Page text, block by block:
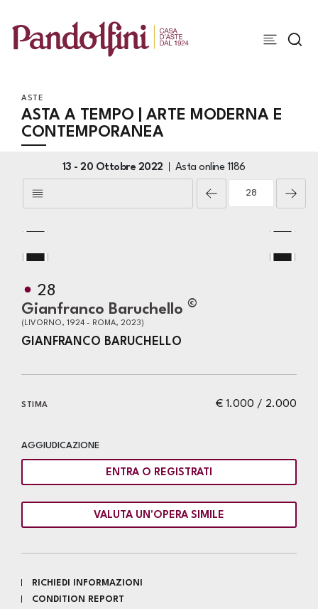
ASTE
ASTA A TEMPO | ARTE MODERNA E
CONTEMPORANEA
13 - 20 Ottobre 2022 Asta online 1186
28
Gianfranco Baruchello ©
(LIVORNO, 1924 - ROMA, 2023)
GIANFRANCO BARUCHELLO
€ 1.000 / 2.000
STIMA
AGGIUDICAZIONE
ENTRA O REGISTRATI
VALUTA UN'OPERA SIMILE
RICHIEDI INFORMAZIONI
CONDITION REPORT